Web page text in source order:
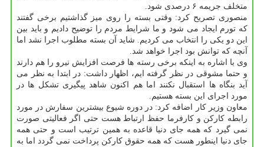
متخلف جریمه ۶ درصدی شود.
منصوری تصریح کرد: وقتی بسته را روی میز گذاشتیم برخی گفتند
که تورم ایجاد می شود و ما شرایط مردم را توضیح دادیم و باید بین
این دو یکی را انتخاب می کردیم. شاید آن بسته مطلوب اجرا نشد اما
آنچه که توانش بود اجرا خواهد شد.
وی با اشاره به اینکه برخی رسته ها فرصت افزایش نیرو را هم دارند
و حتما مشوقی در نظر گرفته ایم، اظهار داشت: در ابتدا به نظر می
آید بنگاه ها استقبال نکنند اما هم اکنون شاهد پیگیری تشکل ها در
مورد اجرای این بسته هستیم.
معاون وزیر کار اضافه کرد: در دوره شیوع بیشترین سفارش در مورد
رابطه کارکن و کارفرما حفظ ارتباط هست حتی اگر فعالیتی صورت
نمی گیرد که همه جای دنیا قاعده به همین ترتیب است و حتی همه
جای دنیا اینطور هست که همه حقوق کارکن پرداخت نمی گردد اما به